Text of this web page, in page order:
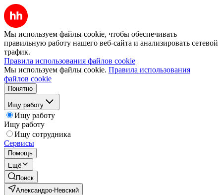
Мы используем файлы cookie, чтобы обеспечивать
правильную работу нашего веб-сайта и анализировать сетевой
трафик.
Правила использования файлов cookie
Мы используем файлы cookie. Правила использования
файлов cookie
Понятно
Ищу работу
Ищу работу
Ищу работу
Ищу сотрудника
Сервисы
Помощь
Ещё
Поиск
Александро-Невский